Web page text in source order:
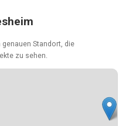
Standort, die
zu sehen.